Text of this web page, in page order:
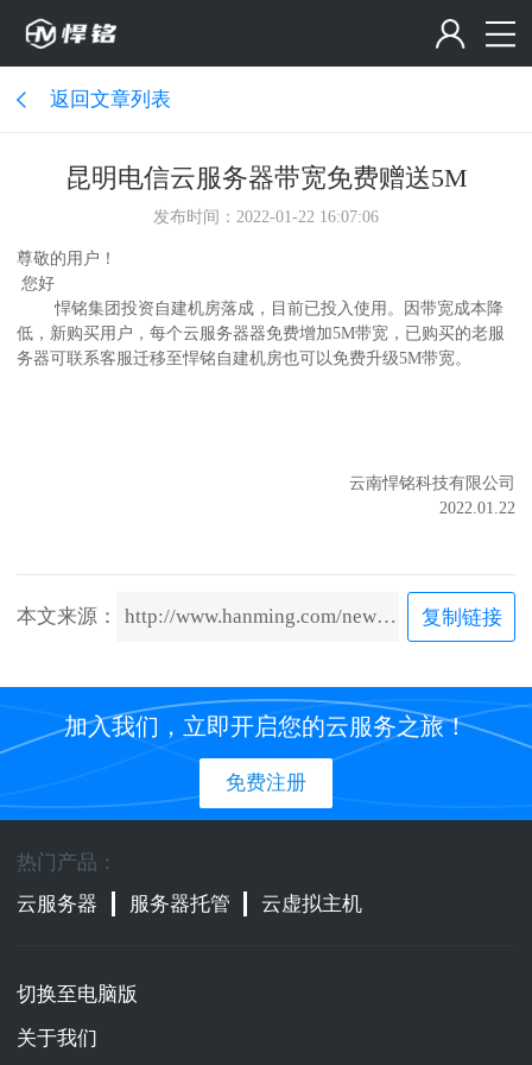
返回文章列表
昆明电信云服务器带宽免费赠送5M
发布时间：2022-01-22 16:07:06
尊敬的用户！
您好
悍铭集团投资自建机房落成，目前已投入使用。因带宽成本降
低，新购买用户，每个云服务器器免费增加5M带宽，已购买的老服
务器可联系客服迁移至悍铭自建机房也可以免费升级5M带宽。
云南悍铭科技有限公司
2022.01.22
本文来源： http://www.hanming.com/news/content/751.html 复制链接
加入我们，立即开启您的云服务之旅！
免费注册
热门产品：
云服务器
服务器托管 云虚拟主机
切换至电脑版
关于我们